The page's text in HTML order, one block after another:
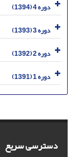
دوره 4 (1394)
دوره 3 (1393)
دوره 2 (1392)
دوره 1 (1391)
دسترسی سریع